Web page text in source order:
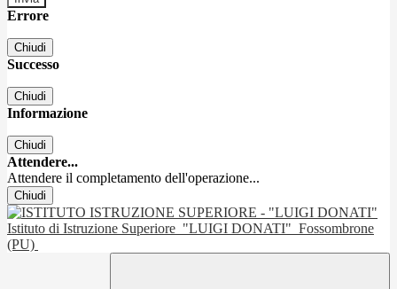
Errore
Chiudi
Successo
Chiudi
Informazione
Chiudi
Attendere...
Attendere il completamento dell'operazione...
Chiudi
Istituto di Istruzione Superiore "LUIGI DONATI" Fossombrone
(PU)